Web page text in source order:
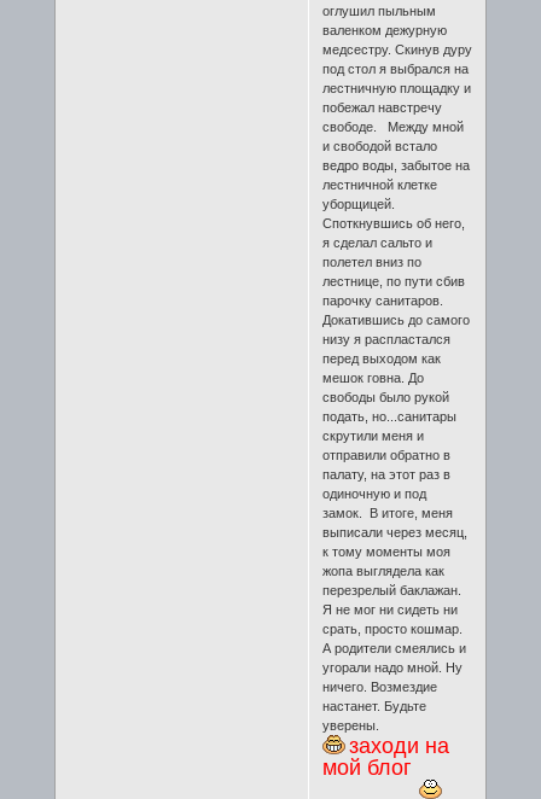
оглушил пыльным
валенком дежурную
медсестру. Скинув дуру
под стол я выбрался на
лестничную площадку и
побежал навстречу
свободе. Между мной
и свободой встало
ведро воды, забытое на
лестничной клетке
уборщицей.
Споткнувшись об него,
я сделал сальто и
полетел вниз по
лестнице, по пути сбив
парочку санитаров.
Докатившись до самого
низу я распластался
перед выходом как
мешок говна. До
свободы было рукой
подать, но...санитары
скрутили меня и
отправили обратно в
палату, на этот раз в
одиночную и под
замок. В итоге, меня
выписали через месяц,
к тому моменты моя
жопа выглядела как
перезрелый баклажан.
Я не мог ни сидеть ни
срать, просто кошмар.
А родители смеялись и
угорали надо мной. Ну
ничего. Возмездие
настанет. Будьте
уверены.
заходи на
мой блог